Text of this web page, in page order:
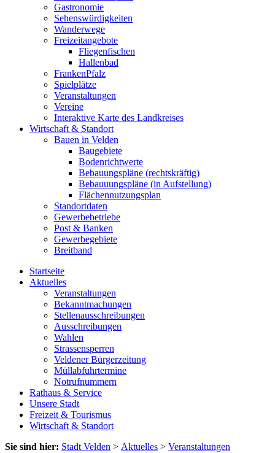
Gastronomie
Sehenswürdigkeiten
Wanderwege
Freizeitangebote
Fliegenfischen
Hallenbad
FrankenPfalz
Spielplätze
Veranstaltungen
Vereine
Interaktive Karte des Landkreises
Wirtschaft & Standort
Bauen in Velden
Baugebiete
Bodenrichtwerte
Bebauungspläne (rechtskräftig)
Bebauuungspläne (in Aufstellung)
Flächennutzungsplan
Standortdaten
Gewerbebetriebe
Post & Banken
Gewerbegebiete
Breitband
Startseite
Aktuelles
Veranstaltungen
Bekanntmachungen
Stellenausschreibungen
Ausschreibungen
Wahlen
Strassensperren
Veldener Bürgerzeitung
Müllabfuhrtermine
Notrufnummern
Rathaus & Service
Unsere Stadt
Freizeit & Tourismus
Wirtschaft & Standort
Sie sind hier: Stadt Velden > Aktuelles > Veranstaltungen